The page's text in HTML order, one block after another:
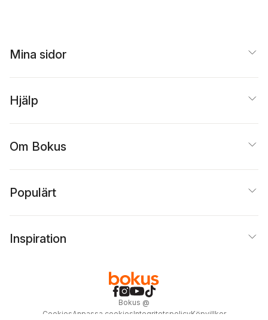
Mina sidor
Hjälp
Om Bokus
Populärt
Inspiration
Bokus @
Cookies Anpassa cookiesIntegritetspolicyKöpvillkor